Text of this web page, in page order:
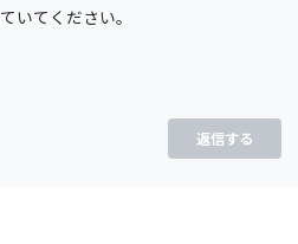
いてください。
返信する